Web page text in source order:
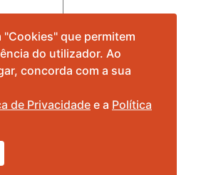
que permitem
do utilizador. Ao
concorda com a sua
de Privacidade e a Política